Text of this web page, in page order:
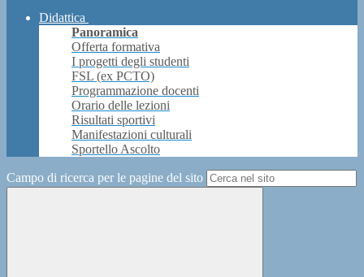
Didattica
Panoramica
Offerta formativa
I progetti degli studenti
FSL (ex PCTO)
Programmazione docenti
Orario delle lezioni
Risultati sportivi
Manifestazioni culturali
Sportello Ascolto
Campo di ricerca per le pagine del sito